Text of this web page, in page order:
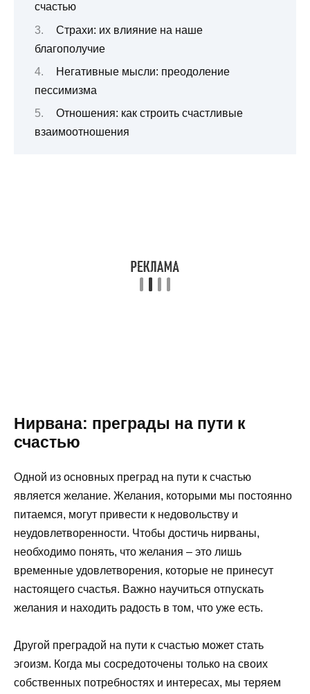
счастью
Страхи: их влияние на наше
благополучие
Негативные мысли: преодоление
пессимизма
Отношения: как строить счастливые
взаимоотношения
Нирвана: преграды на пути к
счастью
Одной из основных преград на пути к счастью
является желание. Желания, которыми мы постоянно
питаемся, могут привести к недовольству и
неудовлетворенности. Чтобы достичь нирваны,
необходимо понять, что желания – это лишь
временные удовлетворения, которые не принесут
настоящего счастья. Важно научиться отпускать
желания и находить радость в том, что уже есть.
Другой преградой на пути к счастью может стать
эгоизм. Когда мы сосредоточены только на своих
собственных потребностях и интересах, мы теряем